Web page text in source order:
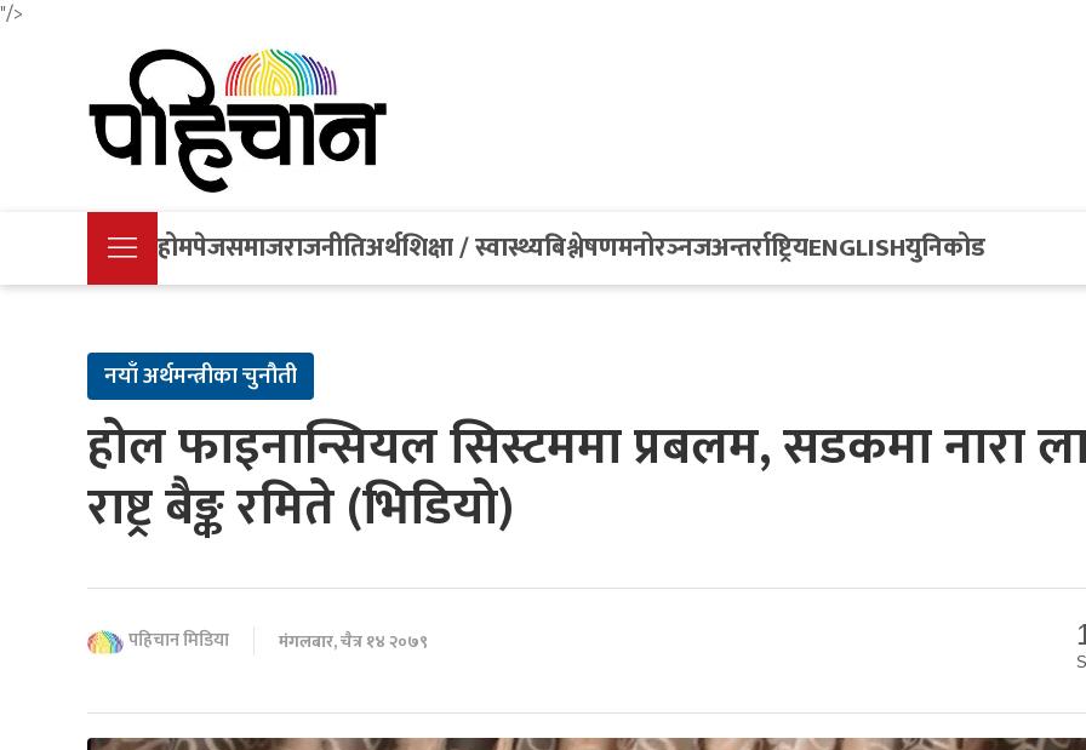
"/>
होमपेजसमाजराजनीतिअर्थशिक्षा / स्वास्थ्यबिश्लेषणमनोरञ्नजअन्तर्राष्ट्रियENGLISHयुनिकोड
नयाँ अर्थमन्त्रीका चुनौती
होल फाइनान्सियल सिस्टममा प्रबलम, सडकमा नारा
राष्ट्र बैङ्क रमिते (भिडियो)
पहिचान मिडिया मंगलबार, चैत्र १४ २०७९